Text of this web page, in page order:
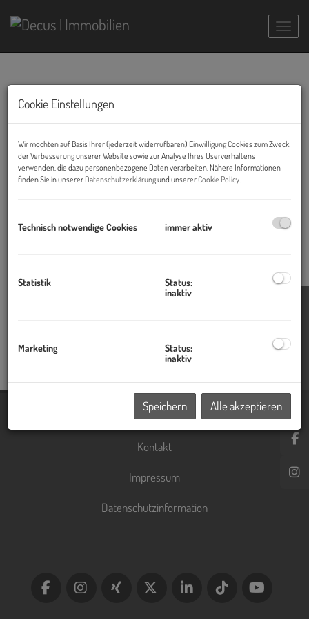
Notrufnummern:
Notrufnummern Bundesgebiet
Feuerwehr
122
Polizei
133
Rettung
144
Gaswerk Gebrechensdienst
128
Ärztefunkdienst
141
Zahnärztlicher Notdienst
01/ 512 20 78
Immobilien
Kontakt
Impressum
Datenschutzinformation
Cookie Einstellungen
Wir möchten auf Basis Ihrer (jederzeit widerrufbaren) Einwilligung Cookies zum Zweck
der Verbesserung unserer Website sowie zur Analyse Ihres Userverhaltens
verwenden, die dazu personenbezogene Daten verarbeiten. Nähere Informationen
finden Sie in unserer Datenschutzerklärungund unsererCookie Policy.
Technisch notwendige Cookies immer aktiv
Statistik
Status:
inaktiv
Marketing
Status:
inaktiv
Speichern Alle akzeptieren